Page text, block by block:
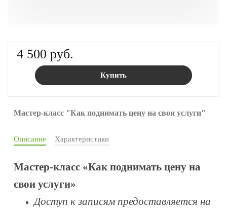
4 500 руб.
Купить
Мастер-класс "Как поднимать цену на свои услуги"
Описание Характеристики
Мастер-класс «Как поднимать цену на
свои услуги»
Доступ к записям предоставляется на